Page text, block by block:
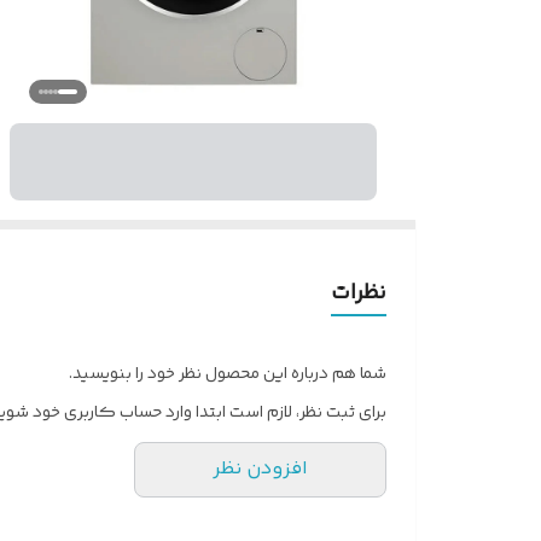
نظرات
شما هم درباره این محصول نظر خود را بنویسید.
برای ثبت نظر، لازم است ابتدا وارد حساب کاربری خود
افزودن نظر